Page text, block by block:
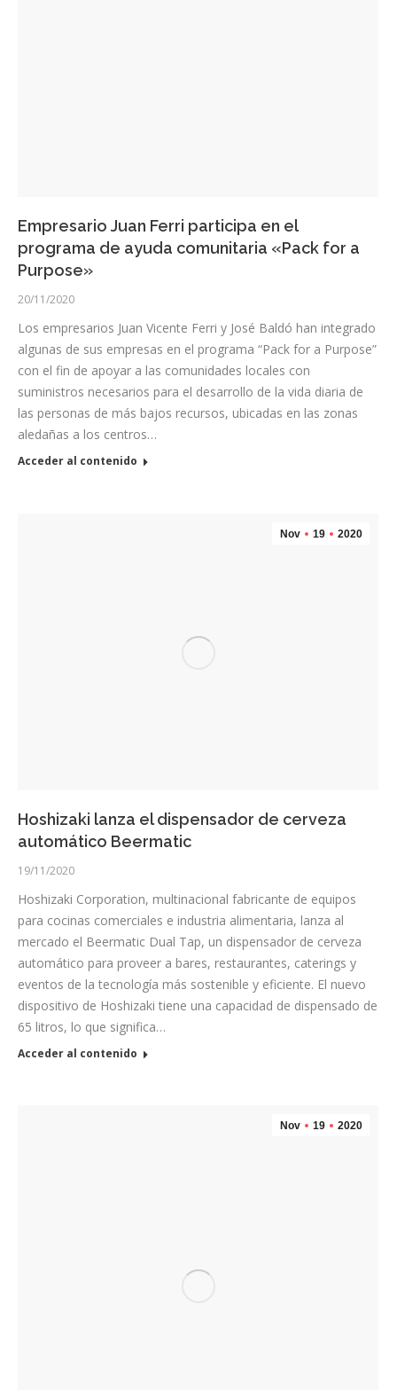
Empresario Juan Ferri participa en el
programa de ayuda comunitaria «Pack for a
Purpose»
20/11/2020
Los empresarios Juan Vicente Ferri y José Baldó han integrado
algunas de sus empresas en el programa “Pack for a Purpose”
con el fin de apoyar a las comunidades locales con
suministros necesarios para el desarrollo de la vida diaria de
las personas de más bajos recursos, ubicadas en las zonas
aledañas a los centros…
Acceder al contenido
Nov 19 2020
Hoshizaki lanza el dispensador de cerveza
automático Beermatic
19/11/2020
Hoshizaki Corporation, multinacional fabricante de equipos
para cocinas comerciales e industria alimentaria, lanza al
mercado el Beermatic Dual Tap, un dispensador de cerveza
automático para proveer a bares, restaurantes, caterings y
eventos de la tecnología más sostenible y eficiente. El nuevo
dispositivo de Hoshizaki tiene una capacidad de dispensado de
65 litros, lo que significa…
Acceder al contenido
Nov 19 2020